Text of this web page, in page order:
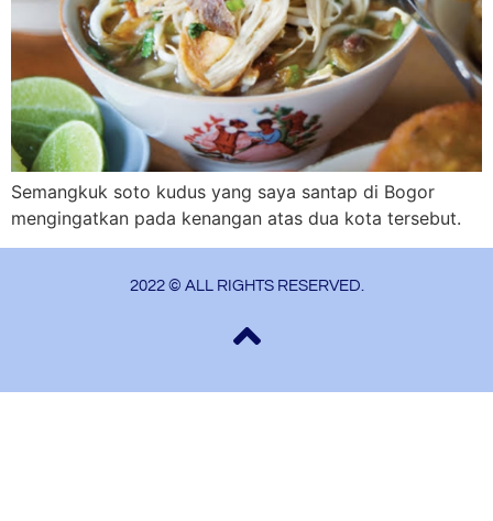
Semangkuk soto kudus yang saya santap di Bogor
mengingatkan pada kenangan atas dua kota tersebut.
2022 © ALL RIGHTS RESERVED.